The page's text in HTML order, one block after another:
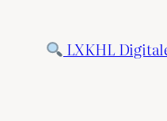
Inhalt
springen
LXKHL